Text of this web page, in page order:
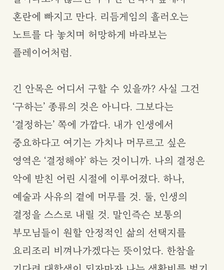
혼란에 빠지고 만다. 리듬게임의 흘러오는
노트를 다 놓치며 허망하게 바라보는
플레이어처럼.
긴 안목은 어디서 구할 수 있을까? 사실 그건
‘구하는’ 종류의 것은 아니다. 그보다는
‘결정하는’ 쪽에 가깝다. 내가 인생에서
중요하다고 여기는 가치나 머무르고 싶은
영역은 ‘결정해야’ 하는 것이니까. 나의 결정은
악에 받친 어린 시절에 이루어졌다. 하나,
예술과 사유의 곁에 머무를 것. 둘, 인생의
결정을 스스로 내릴 것. 말인즉슨 보통의
부모님들이 원할 안정적인 삶의 선택지를
요리조리 비껴나가겠다는 뜻이었다. 한참을